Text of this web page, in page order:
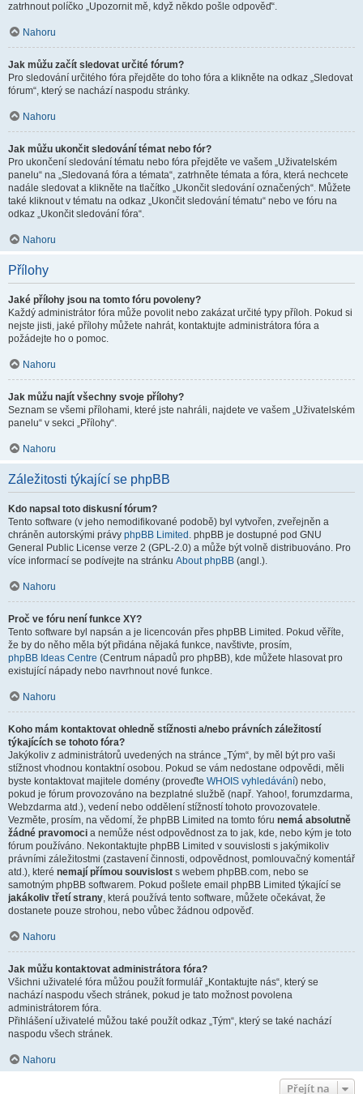
zatrhnout políčko „Upozornit mě, když někdo pošle odpověď“.
Nahoru
Jak můžu začít sledovat určité fórum?
Pro sledování určitého fóra přejděte do toho fóra a klikněte na odkaz „Sledovat
fórum“, který se nachází naspodu stránky.
Nahoru
Jak můžu ukončit sledování témat nebo fór?
Pro ukončení sledování tématu nebo fóra přejděte ve vašem „Uživatelském
panelu“ na „Sledovaná fóra a témata“, zatrhněte témata a fóra, která nechcete
nadále sledovat a klikněte na tlačítko „Ukončit sledování označených“. Můžete
také kliknout v tématu na odkaz „Ukončit sledování tématu“ nebo ve fóru na
odkaz „Ukončit sledování fóra“.
Nahoru
Přílohy
Jaké přílohy jsou na tomto fóru povoleny?
Každý administrátor fóra může povolit nebo zakázat určité typy příloh. Pokud si
nejste jisti, jaké přílohy můžete nahrát, kontaktujte administrátora fóra a
požádejte ho o pomoc.
Nahoru
Jak můžu najít všechny svoje přílohy?
Seznam se všemi přílohami, které jste nahráli, najdete ve vašem „Uživatelském
panelu“ v sekci „Přílohy“.
Nahoru
Záležitosti týkající se phpBB
Kdo napsal toto diskusní fórum?
Tento software (v jeho nemodifikované podobě) byl vytvořen, zveřejněn a
chráněn autorskými právy phpBB Limited . phpBB je dostupné pod GNU
General Public License verze 2 (GPL-2.0) a může být volně distribuováno. Pro
více informací se podívejte na stránku About phpBB (angl.).
Nahoru
Proč ve fóru není funkce XY?
Tento software byl napsán a je licencován přes phpBB Limited. Pokud věříte,
že by do něho měla být přidána nějaká funkce, navštivte, prosím,
phpBB Ideas Centre (Centrum nápadů pro phpBB), kde můžete hlasovat pro
existující nápady nebo navrhnout nové funkce.
Nahoru
Koho mám kontaktovat ohledně stížnosti a/nebo právních záležitostí
týkajících se tohoto fóra?
Jakýkoliv z administrátorů uvedených na stránce „Tým“, by měl být pro vaši
stížnost vhodnou kontaktní osobou. Pokud se vám nedostane odpovědi, měli
byste kontaktovat majitele domény (proveďte WHOIS vyhledávání) nebo,
pokud je fórum provozováno na bezplatné službě (např. Yahoo!, forumzdarma,
Webzdarma atd.), vedení nebo oddělení stížností tohoto provozovatele.
Vezměte, prosím, na vědomí, že phpBB Limited na tomto fóru nemá absolutně
žádné pravomoci a nemůže nést odpovědnost za to jak, kde, nebo kým je toto
fórum používáno. Nekontaktujte phpBB Limited v souvislosti s jakýmikoliv
právními záležitostmi (zastavení činnosti, odpovědnost, pomlouvačný komentář
atd.), které nemají přímou souvislost s webem phpBB.com, nebo se
samotným phpBB softwarem. Pokud pošlete email phpBB Limited týkající se
jakákoliv třetí strany, která používá tento software, můžete očekávat, že
dostanete pouze strohou, nebo vůbec žádnou odpověď.
Nahoru
Jak můžu kontaktovat administrátora fóra?
Všichni uživatelé fóra můžou použít formulář „Kontaktujte nás“, který se
nachází naspodu všech stránek, pokud je tato možnost povolena
administrátorem fóra.
Přihlášení uživatelé můžou také použít odkaz „Tým“, který se také nachází
naspodu všech stránek.
Nahoru
Přejít na